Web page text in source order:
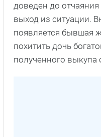
доведен до отчаяния
выход из ситуации.
появляется бывшая
похитить дочь
полученного выкупа